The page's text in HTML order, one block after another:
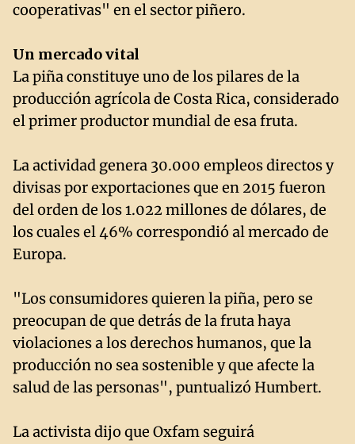
cooperativas" en el sector piñero.
Un mercado vital
La piña constituye uno de los pilares de la
producción agrícola de Costa Rica, considerado
el primer productor mundial de esa fruta.
La actividad genera 30.000 empleos directos y
divisas por exportaciones que en 2015 fueron
del orden de los 1.022 millones de dólares, de
los cuales el 46% correspondió al mercado de
Europa.
"Los consumidores quieren la piña, pero se
preocupan de que detrás de la fruta haya
violaciones a los derechos humanos, que la
producción no sea sostenible y que afecte la
salud de las personas", puntualizó Humbert.
La activista dijo que Oxfam seguirá